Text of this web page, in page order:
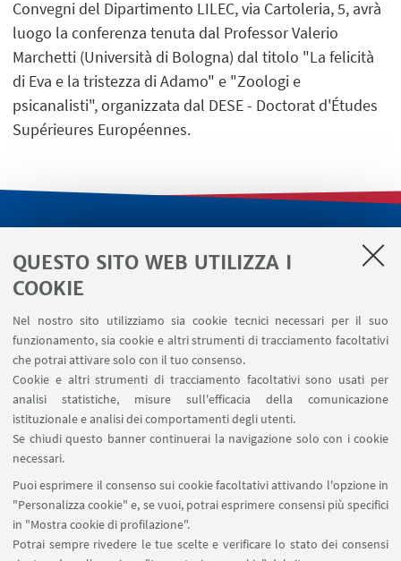
QUESTO SITO WEB UTILIZZA I
COOKIE
Nel nostro sito utilizziamo sia cookie tecnici necessari per il suo
funzionamento, sia cookie e altri strumenti di tracciamento facoltativi
che potrai attivare solo con il tuo consenso.
Cookie e altri strumenti di tracciamento facoltativi sono usati per
analisi statistiche, misure sull'efficacia della comunicazione
istituzionale e analisi dei comportamenti degli utenti.
Se chiudi questo banner continuerai la navigazione solo con i cookie
necessari.
Puoi esprimere il consenso sui cookie facoltativi attivando l'opzione in
"Personalizza cookie" e, se vuoi, potrai esprimere consensi più specifici
in "Mostra cookie di profilazione".
Potrai sempre rivedere le tue scelte e verificare lo stato dei consensi
Convegni del Dipartimento LILEC, via Cartoleria, 5, avrà
luogo la conferenza tenuta dal Professor Valerio
Marchetti (Università di Bologna) dal titolo "La felicità
di Eva e la tristezza di Adamo" e "Zoologi e
psicanalisti", organizzata dal DESE - Doctorat d'Études
Supérieures Européennes.
Segnala un evento
Contatti
SEGUI IL DIPARTIMENTO SU:
SEGUI UNIBO SU: